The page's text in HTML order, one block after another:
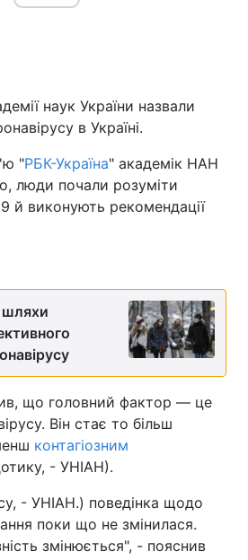
наук України назвали
в Україні.
"РБК-Україна" академік НАН
люди почали розуміти
й виконують рекомендації
шляхи
що головний фактор — це
Він стає то більш
контагіозним
- УНІАН).
- УНІАН.) поведінка щодо
поки що не змінилася.
змінюється", - пояснив